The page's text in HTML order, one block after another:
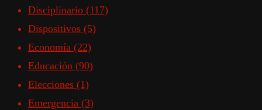
Disciplinario (117)
Dispositivos (5)
Economía (22)
Educación (90)
Elecciones (1)
Emergencia (3)